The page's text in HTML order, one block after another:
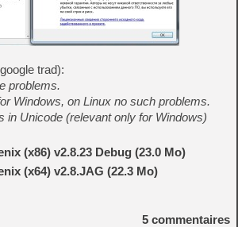
trad):
problems.
Windows, on Linux no such problems.
in Unicode (relevant only for Windows)
(x86) v2.8.23 Debug (23.0 Mo)
(x64) v2.8.JAG (22.3 Mo)
5 commentaires